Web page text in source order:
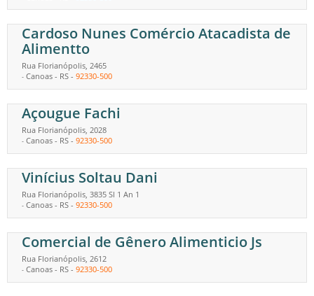
Cardoso Nunes Comércio Atacadista de
Alimentto
Rua Florianópolis, 2465
- Canoas - RS - 92330-500
Açougue Fachi
Rua Florianópolis, 2028
- Canoas - RS - 92330-500
Vinícius Soltau Dani
Rua Florianópolis, 3835 Sl 1 An 1
- Canoas - RS - 92330-500
Comercial de Gênero Alimenticio Js
Rua Florianópolis, 2612
- Canoas - RS - 92330-500